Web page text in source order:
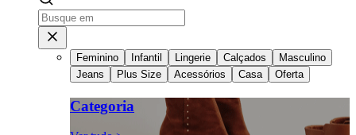
Feminino Infantil Lingerie Calçados
Masculino
Jeans
Plus Size Acessórios Casa Oferta
Categoria